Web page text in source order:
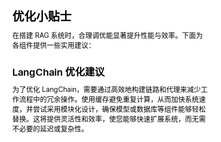
优化小贴士
在搭建 RAG 系统时，合理调优能显著提升性能与效率。下面为
各组件提供一些实用建议：
LangChain 优化建议
为了优化 LangChain，需要通过高效地构建链路和代理来减少工
作流程中的冗余操作。使用缓存避免重复计算，从而加快系统速
度，并尝试采用模块化设计，确保模型或数据库等组件能够轻松
替换。这将提供灵活性和效率，使您能够快速扩展系统，而无需
不必要的延迟或复杂性。